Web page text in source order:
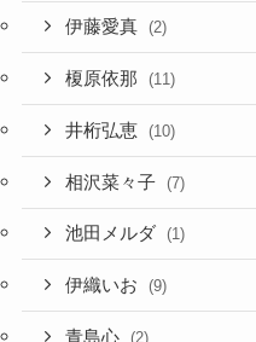
伊藤愛真 (2)
榎原依那 (11)
井桁弘恵 (10)
相沢菜々子 (7)
池田メルダ (1)
伊織いお (9)
青島心 (2)